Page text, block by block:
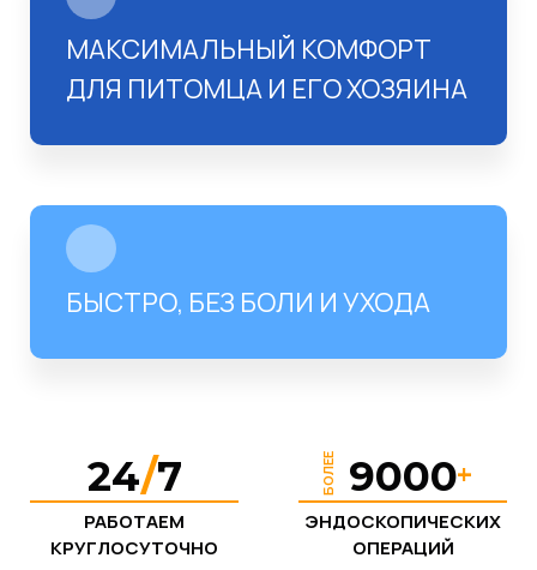
МАКСИМАЛЬНЫЙ КОМФОРТ
ДЛЯ ПИТОМЦА И ЕГО ХОЗЯИНА
БЫСТРО, БЕЗ БОЛИ И УХОДА
24/7
РАБОТАЕМ
КРУГЛОСУТОЧНО
БОЛЕЕ +
9000
ЭНДОСКОПИЧЕСКИХ
ОПЕРАЦИЙ